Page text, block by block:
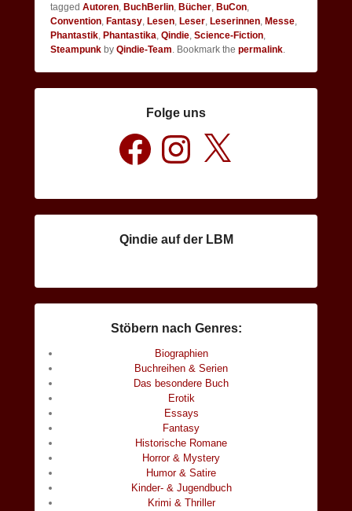
tagged Autoren BuchBerlin Bücher BuCon
Convention Fantasy Lesen Leser Leserinnen Messe
Phantastik Phantastika Qindie Science-Fiction
Steampunk by Qindie-Team . Bookmark the permalink
Folge uns
Facebook Instagram
Qindie auf der LBM
Stöbern nach Genres:
Biographien
Buchreihen & Serien
Das besondere Buch
Erotik
Essays
Fantasy
Historische Romane
Horror & Mystery
Humor & Satire
Kinder- & Jugendbuch
Krimi & Thriller